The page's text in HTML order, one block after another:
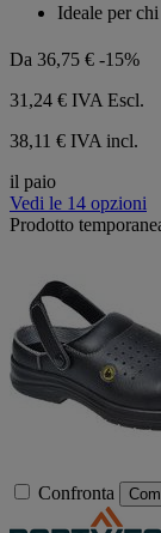
Ideale per
Da 36,75 € -15%
31,24 € IVA Escl.
38,11 € IVA incl.
il paio
Vedi le 14 opzioni
Prodotto
Confronta